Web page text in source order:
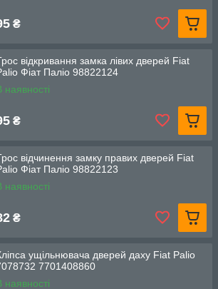
₴
відкривання замка лівих дверей Fiat
Фіат Паліо 98822124
наявності
₴
відчинення замку правих дверей Fiat
Фіат Паліо 98822123
наявності
₴
ущільнювача дверей даху Fiat Palio
7701408860
наявності